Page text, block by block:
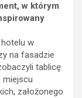
w którym
w
na fasadzie
tablicę
miejscu
założonego